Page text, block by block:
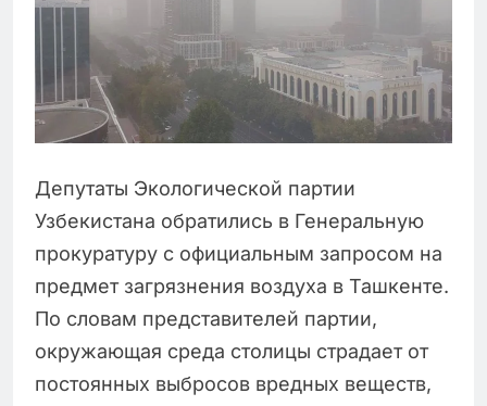
Депутаты Экологической партии
Узбекистана обратились в Генеральную
прокуратуру с официальным запросом на
предмет загрязнения воздуха в Ташкенте.
По словам представителей партии,
окружающая среда столицы страдает от
постоянных выбросов вредных веществ,